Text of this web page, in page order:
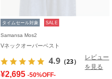
タイムセール対象 SALE
Samansa Mos2
Vネックオーバーベスト
4.9 （23）
レビュー
を見る
¥2,695 -50%OFF-